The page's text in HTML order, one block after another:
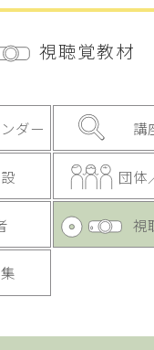
視聴覚教材
ダー 講
団体
視